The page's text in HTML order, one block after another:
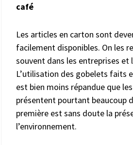
café
Les articles en carton sont
facilement disponibles. On les
souvent dans les entreprises et
L’utilisation des gobelets faits
est bien moins répandue que
présentent pourtant beaucoup
première est sans doute la
l’environnement.